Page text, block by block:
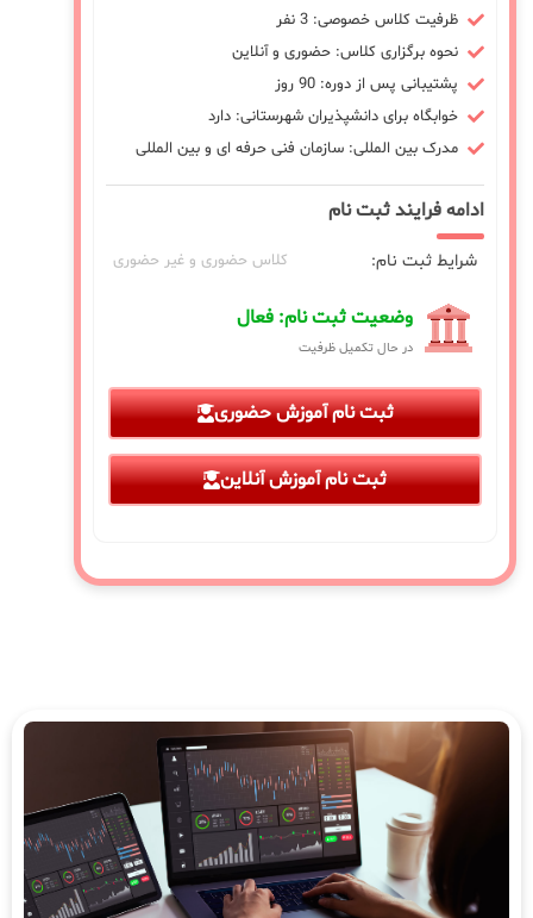
ظرفیت کلاس خصوصی: 3 نفر
نحوه برگزاری کلاس: حضوری و آنلاین
پشتیبانی پس از دوره: 90 روز
خوابگاه برای دانشپذیران شهرستانی: دارد
مدرک بین المللی: سازمان فنی حرفه ای و بین المللی
ادامه فرایند ثبت نام
شرایط ثبت نام: کلاس حضوری و غیر حضوری
وضعیت ثبت نام: فعال
در حال تکمیل ظرفیت
ثبت نام آموزش حضوری
ثبت نام آموزش آنلاین